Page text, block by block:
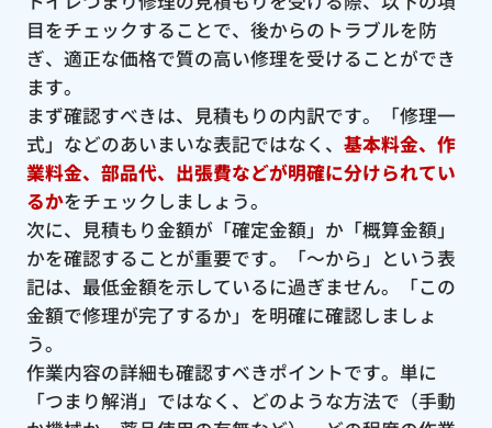
目をチェックすることで、後からのトラブルを防
ぎ、適正な価格で質の高い修理を受けることができ
ます。
まず確認すべきは、見積もりの内訳です。「修理一
式」などのあいまいな表記ではなく、 基本料金、作
業料金、部品代、出張費などが明確に分けられてい
るかをチェックしましょう。
次に、見積もり金額が「確定金額」か「概算金額」
かを確認することが重要です。「〜から」という表
記は、最低金額を示しているに過ぎません。「この
金額で修理が完了するか」を明確に確認しましょ
う。
作業内容の詳細も確認すべきポイントです。単に
「つまり解消」ではなく、どのような方法で（手動